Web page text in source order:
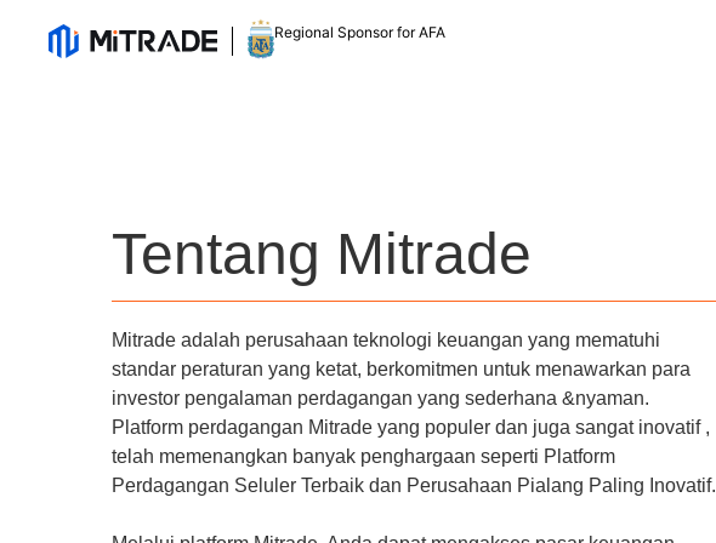
Regional Sponsor for AFA
Tentang Mitrade
Mitrade adalah perusahaan teknologi keuangan yang mematuhi
standar peraturan yang ketat, berkomitmen untuk menawarkan para
investor pengalaman perdagangan yang sederhana &nyaman.
Platform perdagangan Mitrade yang populer dan juga sangat inovatif ,
telah memenangkan banyak penghargaan seperti Platform
Perdagangan Seluler Terbaik dan Perusahaan Pialang Paling Inovatif.